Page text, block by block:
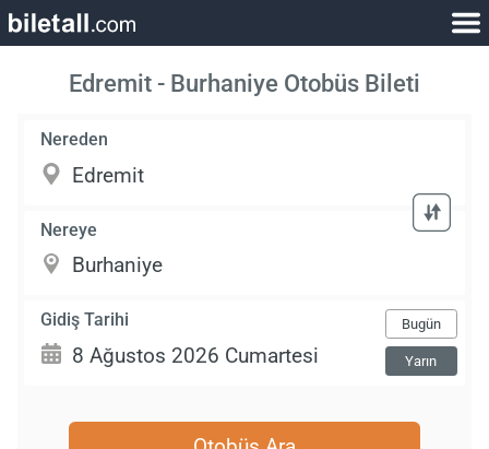
Edremit - Burhaniye Otobüs Bileti
Nereden
Nereye
Gidiş Tarihi Bugün
Yarın